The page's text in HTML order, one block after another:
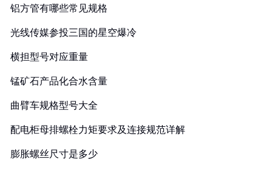
铝方管有哪些常见规格
光线传媒参投三国的星空爆冷
横担型号对应重量
锰矿石产品化合水含量
曲臂车规格型号大全
配电柜母排螺栓力矩要求及连接规范详解
膨胀螺丝尺寸是多少